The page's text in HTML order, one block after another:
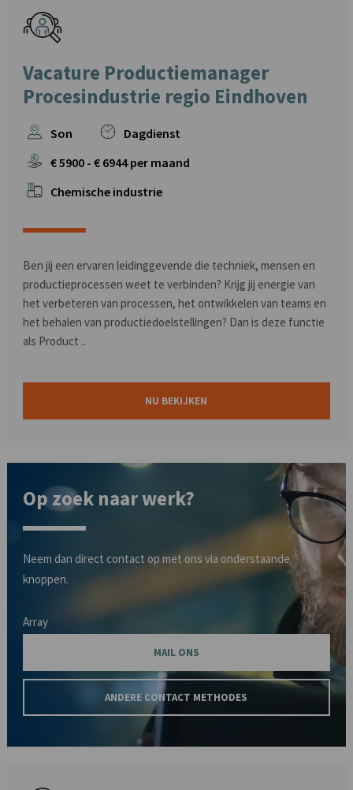
Vacature Productiemanager
Procesindustrie regio Eindhoven
Son
Dagdienst
€5900 - € 6944per maand
Chemische industrie
Ben jij een ervaren leidinggevende die techniek, mensen en
productieprocessen weet te verbinden? Krijg jij energie van
het verbeteren van processen, het ontwikkelen van teams en
het behalen van productiedoelstellingen? Dan is deze functie
als Product ..
NU BEKIJKEN
Op zoek naar werk?
Neem dan direct contact op met ons via onderstaande
knoppen.
Array
MAIL ONS
ANDERE CONTACT METHODES